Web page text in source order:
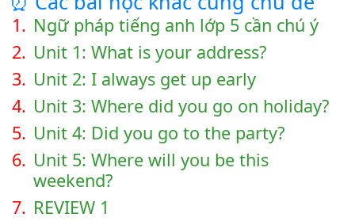
1. Ngữ pháp tiếng anh lớp 5 cần chú ý
2. Unit 1: What is your address?
3. Unit 2: I always get up early
4. Unit 3: Where did you go on holiday?
5. Unit 4: Did you go to the party?
6. Unit 5: Where will you be this
weekend?
7. REVIEW 1